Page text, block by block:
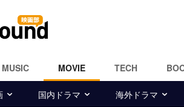
MUSIC MOVIE TECH
国内ドラマ 海外ドラマ